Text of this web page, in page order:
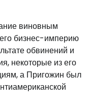
виновным
бизнес-империю
обвинений и
некоторые из его
а Пригожин был